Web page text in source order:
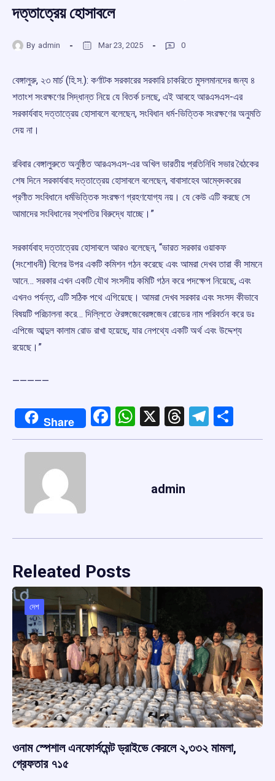
দত্তাত্রেয় হোসাবলে
By admin Mar 23, 2025 0
বেঙ্গালুরু, ২৩ মার্চ (হি.স.): কর্ণাটক সরকারের সরকারি চাকরিতে মুসলমানদের জন্য ৪
শতাংশ সংরক্ষণের সিদ্ধান্ত নিয়ে যে বিতর্ক চলছে, এই আবহে আরএসএস-এর
সরকার্যবাহ দত্তাত্রেয় হোসাবলে বলেছেন, সংবিধান ধর্ম-ভিত্তিক সংরক্ষণের অনুমতি
দেয় না।
রবিবার বেঙ্গালুরুতে অনুষ্ঠিত আরএসএস-এর অখিল ভারতীয় প্রতিনিধি সভার বৈঠকের
শেষ দিনে সরকার্যবাহ দত্তাত্রেয় হোসাবলে বলেছেন, বাবাসাহেব আম্বেদকরের
প্রণীত সংবিধানে ধর্মভিত্তিক সংরক্ষণ গ্রহণযোগ্য নয়। যে কেউ এটি করছে সে
আমাদের সংবিধানের স্থপতির বিরুদ্ধে যাচ্ছে।”
সরকার্যবাহ দত্তাত্রেয় হোসাবলে আরও বলেছেন, “ভারত সরকার ওয়াকফ
(সংশোধনী) বিলের উপর একটি কমিশন গঠন করেছে এবং আমরা দেখব তারা কী সামনে
আনে… সরকার এখন একটি যৌথ সংসদীয় কমিটি গঠন করে পদক্ষেপ নিয়েছে, এবং
এখনও পর্যন্ত, এটি সঠিক পথে এগিয়েছে। আমরা দেখব সরকার এবং সংসদ কীভাবে
বিষয়টি পরিচালনা করে… দিল্লিতে ঔরঙ্গজেবেরঙ্গজেব রোডের নাম পরিবর্তন করে ডঃ
এপিজে আব্দুল কালাম রোড রাখা হয়েছে, যার নেপথ্যে একটি অর্থ এবং উদ্দেশ্য
রয়েছে।”
—————
Share Facebook
WhatsApp
X Threads
admin
Releated Posts
দেশ
ওনাম স্পেশাল এনফোর্সমেন্ট ড্রাইভে কেরলে ২,৩৩২ মামলা,
গ্রেফতার ৭১৫